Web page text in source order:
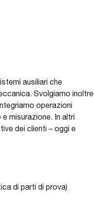
ausiliari che
Svolgiamo inoltre
operazioni
misurazione. In altri
dei clienti – oggi e
di parti di prova)